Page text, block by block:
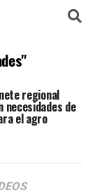
regional
necesidades de
el agro